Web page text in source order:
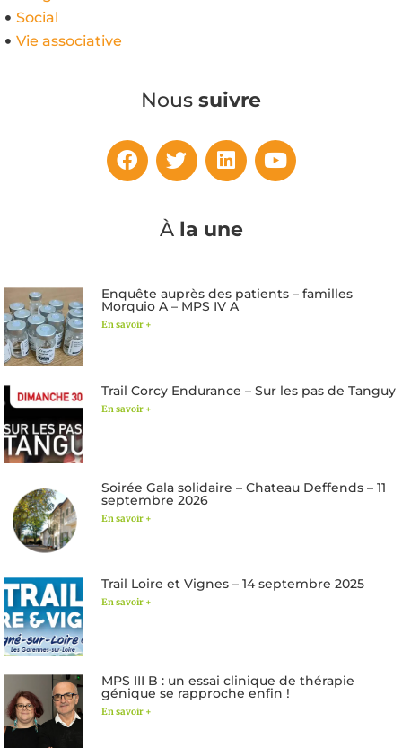
Social
Vie associative
Nous suivre
À la une
Enquête auprès des patients – familles
Morquio A – MPS IV A
En savoir +
Trail Corcy Endurance – Sur les pas de Tanguy
En savoir +
Soirée Gala solidaire – Chateau Deffends – 11
septembre 2026
En savoir +
Trail Loire et Vignes – 14 septembre 2025
En savoir +
MPS III B : un essai clinique de thérapie
génique se rapproche enfin !
En savoir +